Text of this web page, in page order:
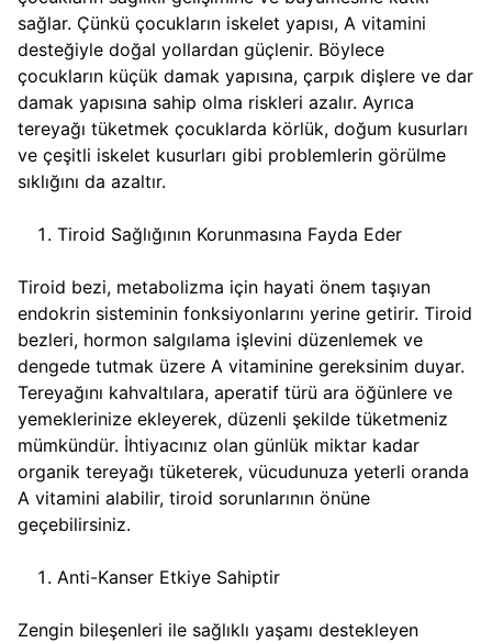
sağlar. Çünkü çocukların iskelet yapısı, A vitamini
desteğiyle doğal yollardan güçlenir. Böylece
çocukların küçük damak yapısına, çarpık dişlere ve dar
damak yapısına sahip olma riskleri azalır. Ayrıca
tereyağı tüketmek çocuklarda körlük, doğum kusurları
ve çeşitli iskelet kusurları gibi problemlerin görülme
sıklığını da azaltır.
Tiroid Sağlığının Korunmasına Fayda Eder
Tiroid bezi, metabolizma için hayati önem taşıyan
endokrin sisteminin fonksiyonlarını yerine getirir. Tiroid
bezleri, hormon salgılama işlevini düzenlemek ve
dengede tutmak üzere A vitaminine gereksinim duyar.
Tereyağını kahvaltılara, aperatif türü ara öğünlere ve
yemeklerinize ekleyerek, düzenli şekilde tüketmeniz
mümkündür. İhtiyacınız olan günlük miktar kadar
organik tereyağı tüketerek, vücudunuza yeterli oranda
A vitamini alabilir, tiroid sorunlarının önüne
geçebilirsiniz.
Anti-Kanser Etkiye Sahiptir
Zengin bileşenleri ile sağlıklı yaşamı destekleyen